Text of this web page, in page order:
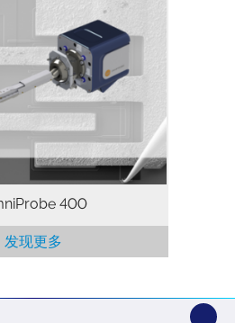
是第九代纳米操纵手，采
，可以实现纳米级别的定
400具有很高的灵活性和
和高效率的纳米操纵手。
400
发现更多